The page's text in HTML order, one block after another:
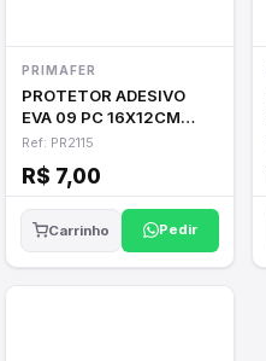
PRIMAFER
PROTETOR ADESIVO
EVA 09 PC 16X12CM
PRIMAFER PR2115
Ref: PR2115
R$ 7,00
Carrinho Pedir